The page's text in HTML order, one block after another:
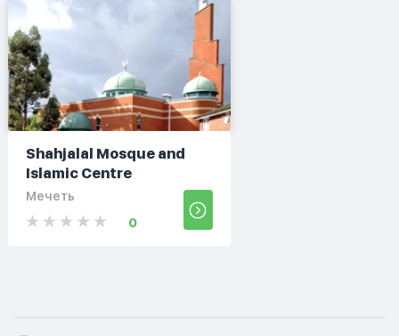
Shahjalal Mosque and
Islamic Centre
Мечеть
0